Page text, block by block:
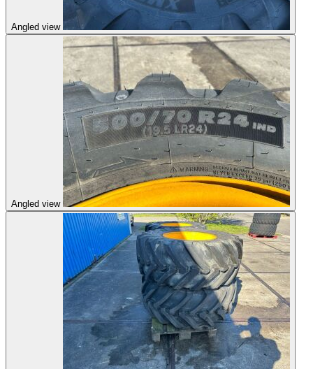
Angled view
Angled view